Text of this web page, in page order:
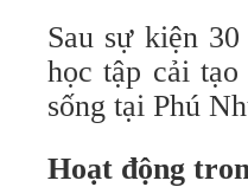
Sau sự kiện
học tập cải
sống tại Phú
Hoạt động